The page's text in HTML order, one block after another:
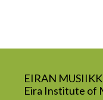
EIRAN
Eira Institute of